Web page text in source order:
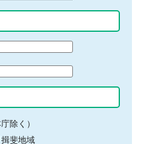
除く）
揖斐地域